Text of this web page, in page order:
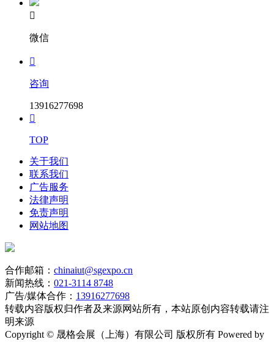

微信

咨询
13916277698

TOP
关于我们
联系我们
广告服务
法律声明
免责声明
网站地图
合作邮箱： chinaiut@sgexpo.cn
新闻热线： 021-3114 8748
广告/媒体合作： 13916277698
转载内容版权归作者及来源网站所有，本站原创内容转载请注
明来源
Copyright © 晟格会展（上海）有限公司 版权所有 Powered by